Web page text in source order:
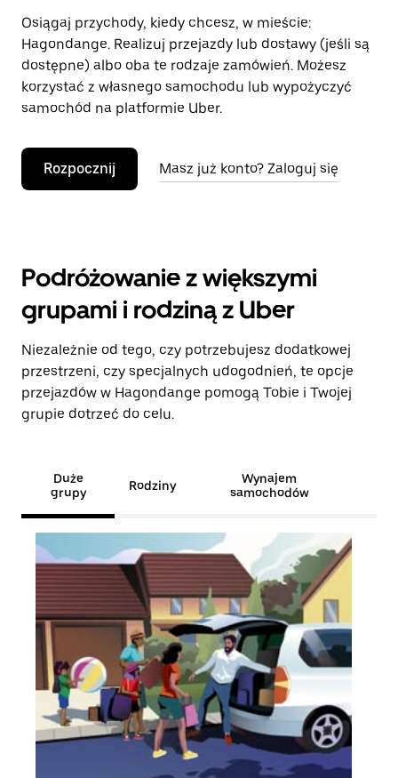
Osiągaj przychody, kiedy chcesz, w mieście:
Hagondange. Realizuj przejazdy lub dostawy (jeśli są
dostępne) albo oba te rodzaje zamówień. Możesz
korzystać z własnego samochodu lub wypożyczyć
samochód na platformie Uber.
Rozpocznij Masz już konto? Zaloguj się
Podróżowanie z większymi
grupami i rodziną z Uber
Niezależnie od tego, czy potrzebujesz dodatkowej
przestrzeni, czy specjalnych udogodnień, te opcje
przejazdów w Hagondange pomogą Tobie i Twojej
grupie dotrzeć do celu.
Duże
grupy
Rodziny
Wynajem
samochodów